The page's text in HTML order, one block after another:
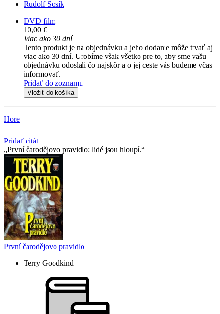
Rudolf Sosík
DVD film
10,00 €
Viac ako 30 dní
Tento produkt je na objednávku a jeho dodanie môže trvať aj
viac ako 30 dní. Urobíme však všetko pre to, aby sme vašu
objednávku odoslali čo najskôr a o jej ceste vás budeme včas
informovať.
Pridať do zoznamu
Vložiť do košíka
Hore
Pridať citát
První čarodějovo pravidlo: lidé jsou hloupí.
První čarodějovo pravidlo
Terry Goodkind